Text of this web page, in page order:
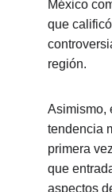
México
que
región.
Asimismo,
tendencia
primera
que
aspectos